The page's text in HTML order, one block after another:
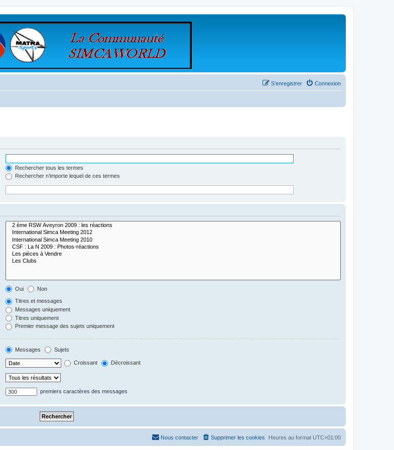
Connexion
S’enregistrer
Rechercher tous les termes
Rechercher n’importe lequel de ces termes
Oui Non
Titres et messages
Messages uniquement
Titres uniquement
Premier message des sujets uniquement
Messages Sujets
Croissant Décroissant
premiers caractères des messages
Heures au format UTC+01:00
Supprimer les cookies
Nous contacter